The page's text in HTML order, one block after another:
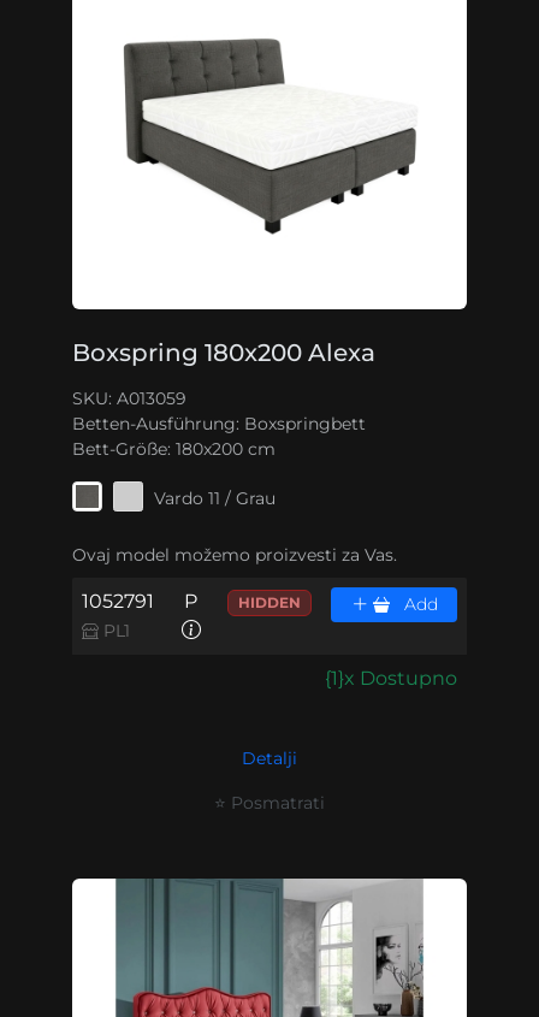
Boxspring 180x200 Alexa
SKU: A013059
Betten-Ausführung: Boxspringbett
Bett-Größe: 180x200 cm
Vardo 11 / Grau
Ovaj model možemo proizvesti za Vas.
1052791
PL1
P HIDDEN Add
{1}x Dostupno
Detalji
⭐ Posmatrati